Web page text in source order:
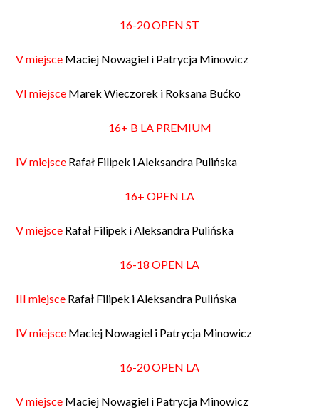
16-20 OPEN ST
V miejsce Maciej Nowagiel i Patrycja Minowicz
VI miejsce Marek Wieczorek i Roksana Bućko
16+ B LA PREMIUM
IV miejsce Rafał Filipek i Aleksandra Pulińska
16+ OPEN LA
V miejsce Rafał Filipek i Aleksandra Pulińska
16-18 OPEN LA
III miejsce Rafał Filipek i Aleksandra Pulińska
IV miejsce Maciej Nowagiel i Patrycja Minowicz
16-20 OPEN LA
V miejsce Maciej Nowagiel i Patrycja Minowicz